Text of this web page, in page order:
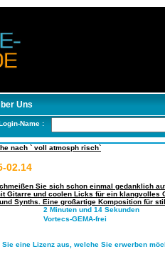
Uns
Name :
nach ` voll atmosph risch`
02.14
Sie sich schon einmal gedanklich
Gitarre und coolen Licks für ein klangvolles
Synths. Eine großartige Komposition für
2 Minuten und 14 Sekunden
Vortecs-GEMA-frei
Sie eine Lizenz aus, welche Sie erwerben